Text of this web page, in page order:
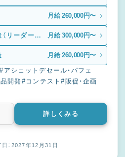
月給 260,000円〜
リーダー候
月給 300,000円〜
月給 260,000円〜
#アシェットデセール・パフェ
開発#コンテスト#販促・企画
詳しくみる
日：2027年12月31日